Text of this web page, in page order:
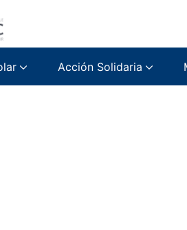
Acción Solidaria